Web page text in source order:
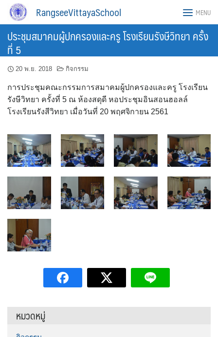
Skip
RangseeVittayaSchool MENU
ประชุมสมาคมผู้ปกครองและครู โรงเรียนรังษีวิทยา ครั้ง
ที่ 5
20 พ.ย. 2018 กิจกรรม
การประชุมคณะกรรมการสมาคมผู้ปกครองและครู โรงเรียน
รังษีวิทยา ครั้งที่ 5 ณ ห้องสดุดี หอประชุมอินสอนฮอลล์
โรงเรียนรังสีวิทยา เมื่อวันที่ 20 พฤศจิกายน 2561
หมวดหมู่